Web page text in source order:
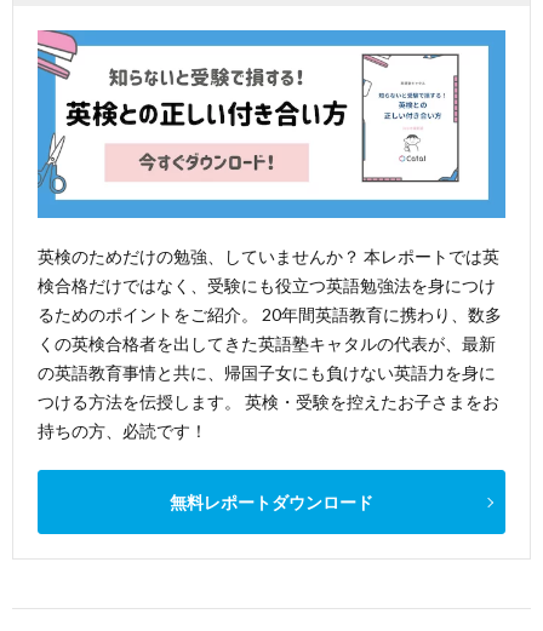
英検のためだけの勉強、していませんか？ 本レポートでは英
検合格だけではなく、受験にも役立つ英語勉強法を身につけ
るためのポイントをご紹介。 20年間英語教育に携わり、数多
くの英検合格者を出してきた英語塾キャタルの代表が、最新
の英語教育事情と共に、帰国子女にも負けない英語力を身に
つける方法を伝授します。 英検・受験を控えたお子さまをお
持ちの方、必読です！
無料レポートダウンロード